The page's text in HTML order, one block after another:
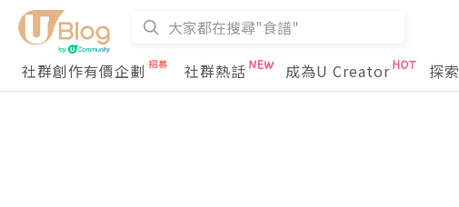
社群創作有價企劃 社群熱話 成為U Creator 探索